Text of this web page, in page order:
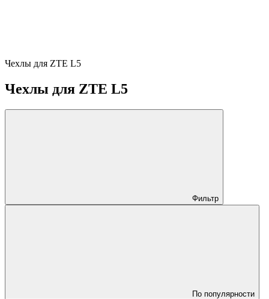
Чехлы для ZTE L5
Чехлы для ZTE L5
Фильтр
По популярности